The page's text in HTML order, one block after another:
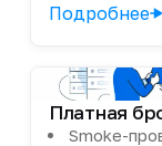
Подробнее
Платная
Smoke-